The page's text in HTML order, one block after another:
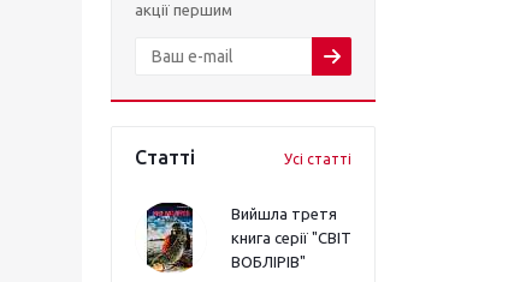
акції першим
Статті Усі статті
Вийшла третя
книга серії "СВІТ
ВОБЛІРІВ"